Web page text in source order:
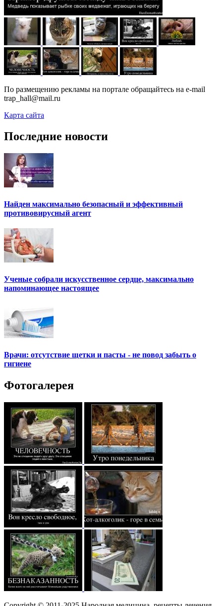
По размещению рекламы на портале обращайтесь на e-mail
trap_hall@mail.ru
Карта сайта
Последние новости
Найден максимально безопасный и эффективный
противовирусный агент
Ученые собрали искусственное сердце, максимально
напоминающее настоящее
Врачи: отсутствие щетки и пасты - не повод забыть о
гигиене
Фотогалерея